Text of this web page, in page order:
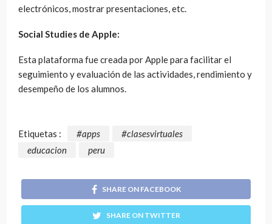
electrónicos, mostrar presentaciones, etc.
Social Studies de Apple:
Esta plataforma fue creada por Apple para facilitar el
seguimiento y evaluación de las actividades, rendimiento y
desempeño de los alumnos.
Etiquetas : #apps
#clasesvirtuales
educacion
peru
SHARE ON FACEBOOK
SHARE ON TWITTER